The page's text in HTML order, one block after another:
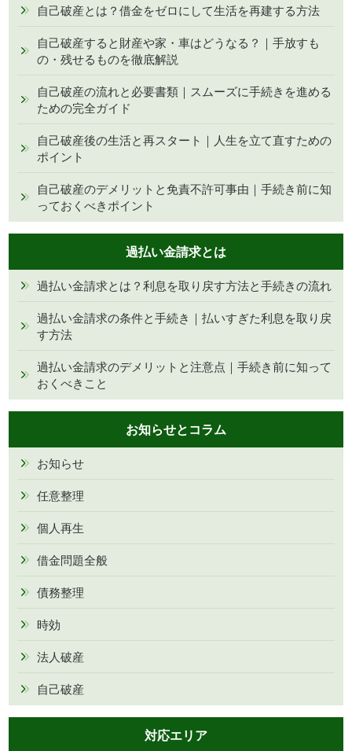
自己破産とは？借金をゼロにして生活を再建する方法
自己破産すると財産や家・車はどうなる？｜手放すも
の・残せるものを徹底解説
自己破産の流れと必要書類｜スムーズに手続きを進める
ための完全ガイド
自己破産後の生活と再スタート｜人生を立て直すための
ポイント
自己破産のデメリットと免責不許可事由｜手続き前に知
っておくべきポイント
過払い金請求とは
過払い金請求とは？利息を取り戻す方法と手続きの流れ
過払い金請求の条件と手続き｜払いすぎた利息を取り戻
す方法
過払い金請求のデメリットと注意点｜手続き前に知って
おくべきこと
お知らせとコラム
お知らせ
任意整理
個人再生
借金問題全般
債務整理
時効
法人破産
自己破産
対応エリア